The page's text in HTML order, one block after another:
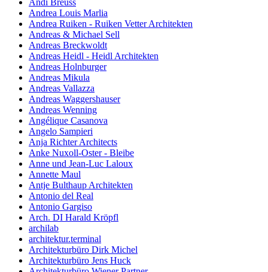
Andrea Louis Marlia
Andrea Ruiken - Ruiken Vetter Architekten
Andreas & Michael Sell
Andreas Breckwoldt
Andreas Heidl - Heidl Architekten
Andreas Holnburger
Andreas Mikula
Andreas Vallazza
Andreas Waggershauser
Andreas Wenning
Angélique Casanova
Angelo Sampieri
Anja Richter Architects
Anke Nuxoll-Oster - Bleibe
Anne und Jean-Luc Laloux
Annette Maul
Antje Bulthaup Architekten
Antonio del Real
Antonio Gargiso
Arch. DI Harald Kröpfl
archilab
architektur.terminal
Architekturbüro Dirk Michel
Architekturbüro Jens Huck